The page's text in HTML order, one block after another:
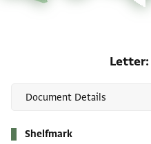
Letter
Shelfmark